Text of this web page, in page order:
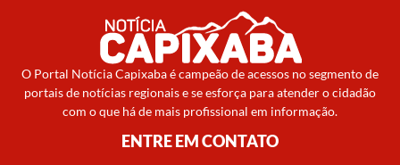
O Portal Notícia Capixaba é campeão de acessos no segmento de
portais de notícias regionais e se esforça para atender o cidadão
com o que há de mais profissional em informação.
ENTRE EM CONTATO